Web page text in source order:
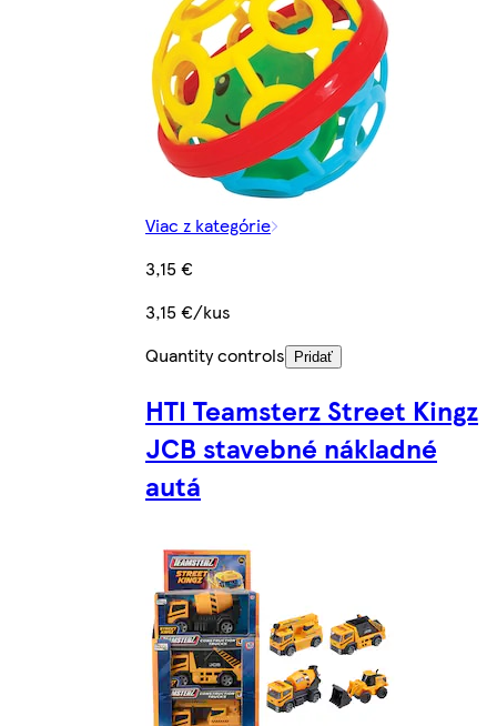
Viac z kategórie
3,15 €
3,15 €/kus
Quantity controls
Pridať
HTI Teamsterz Street Kingz
JCB stavebné nákladné
autá